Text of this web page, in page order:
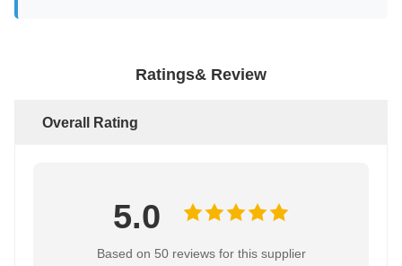
Ratings& Review
Overall Rating
5.0
Based on 50 reviews for this supplier